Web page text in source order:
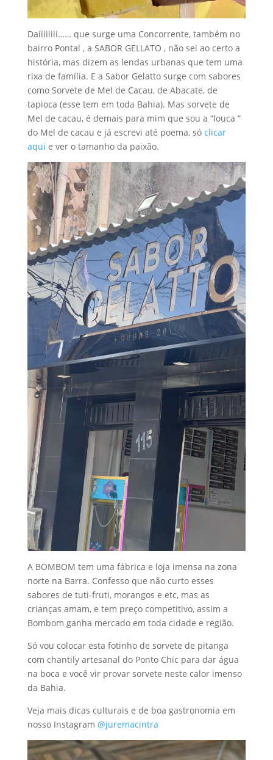
Daíiiiiiii…… que surge uma Concorrente, também no
bairro Pontal , a SABOR GELLATO , não sei ao certo a
história, mas dizem as lendas urbanas que tem uma
rixa de família. E a Sabor Gelatto surge com sabores
como Sorvete de Mel de Cacau, de Abacate, de
tapioca (esse tem em toda Bahia). Mas sorvete de
Mel de cacau, é demais para mim que sou a “louca ”
do Mel de cacau e já escrevi até poema, só clicar
aqui e ver o tamanho da paixão.
A BOMBOM tem uma fábrica e loja imensa na zona
norte na Barra. Confesso que não curto esses
sabores de tuti-fruti, morangos e etc, mas as
crianças amam, e tem preço competitivo, assim a
Bombom ganha mercado em toda cidade e região.
Só vou colocar esta fotinho de sorvete de pitanga
com chantily artesanal do Ponto Chic para dar água
na boca e você vir provar sorvete neste calor imenso
da Bahia.
Veja mais dicas culturais e de boa gastronomia em
nosso Instagram @juremacintra